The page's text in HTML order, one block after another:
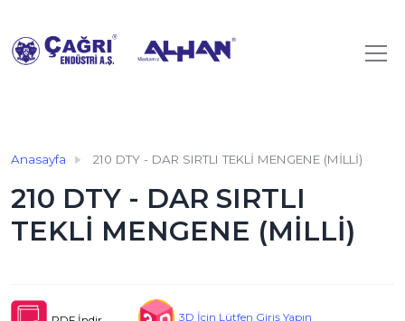
Anasayfa 210 DTY - DAR SIRTLI TEKLİ MENGENE (MİLLİ)
210 DTY - DAR SIRTLI
TEKLİ MENGENE (MİLLİ)
3D İçin Lütfen Giriş Yapın